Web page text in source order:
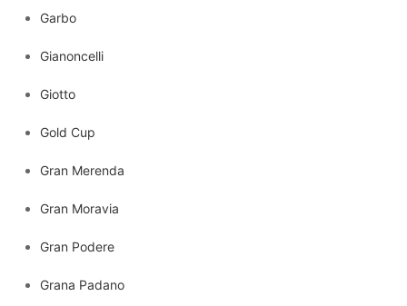
Garbo
Gianoncelli
Giotto
Gold Cup
Gran Merenda
Gran Moravia
Gran Podere
Grana Padano